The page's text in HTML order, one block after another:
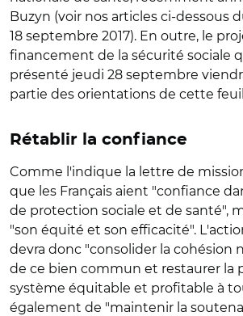
Buzyn (voir nos articles ci-dessous
18 septembre 2017). En outre, le
financement de la sécurité sociale
présenté jeudi 28 septembre
partie des orientations de cette
Rétablir la confiance
Comme l'indique la lettre de
que les Français aient "confiance
de protection sociale et de santé",
"son équité et son efficacité".
devra donc "consolider la cohésion
de ce bien commun et restaurer la
système équitable et profitable à
également de "maintenir la